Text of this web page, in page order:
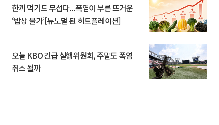
한끼 먹기도 무섭다...폭염이 부른 뜨거운
‘밥상 물가’[뉴노멀 된 히트플레이션]
오늘 KBO 긴급 실행위원회, 주말도 폭염
취소 될까